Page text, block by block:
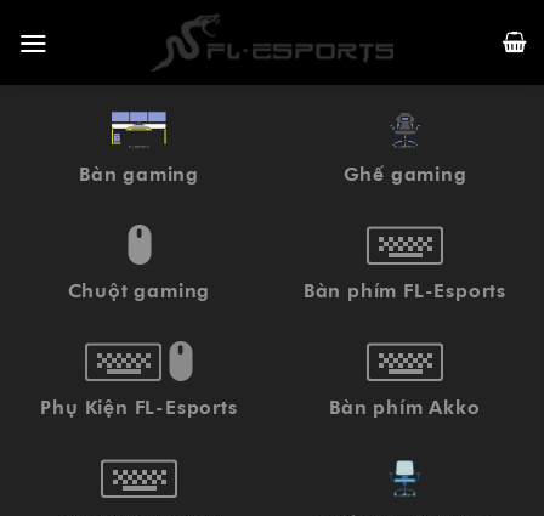
Bàn gaming Ghế gaming
Chuột gaming Bàn phím FL-Esports
Phụ Kiện FL-Esports Bàn phím Akko